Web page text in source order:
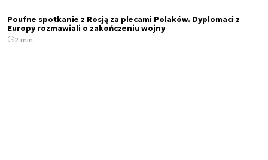
Poufne spotkanie z Rosją za plecami Polaków. Dyplomaci z
Europy rozmawiali o zakończeniu wojny
2 min.